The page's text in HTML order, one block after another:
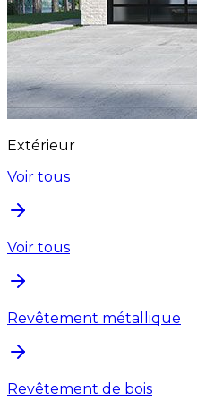
Extérieur
Voir tous
Voir tous
Revêtement métallique
Revêtement de bois